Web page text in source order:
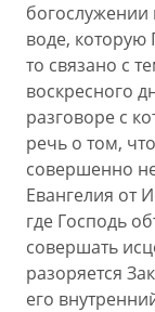
богослужении
воде, которую
то связано с
воскресного
разговоре с
речь о том,
совершенно
Евангелия от
где Господь
совершать
разоряется
его